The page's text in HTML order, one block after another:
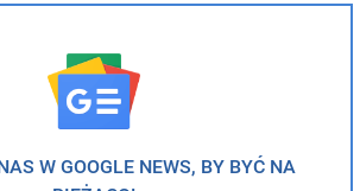
W GOOGLE NEWS, BY BYĆ NA